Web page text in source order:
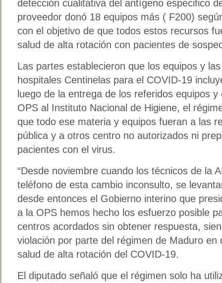
detección cualitativa del antígeno especifico
proveedor donó 18 equipos más ( F200)
con el objetivo de que todos estos recursos
salud de alta rotación con pacientes de
Las partes establecieron que los equipos y
hospitales Centinelas para el COVID-19
luego de la entrega de los referidos equipos
OPS al Instituto Nacional de Higiene, el
que todo ese materia y equipos fueran a las
pública y a otros centro no autorizados ni
pacientes con el virus.
“Desde noviembre cuando los técnicos de la
teléfono de esta cambio inconsulto, se
desde entonces el Gobierno interino que
a la OPS hemos hecho los esfuerzo posible
centros acordados sin obtener respuesta,
violación por parte del régimen de Maduro
salud de alta rotación del COVID-19.
El diputado señaló que el régimen solo ha